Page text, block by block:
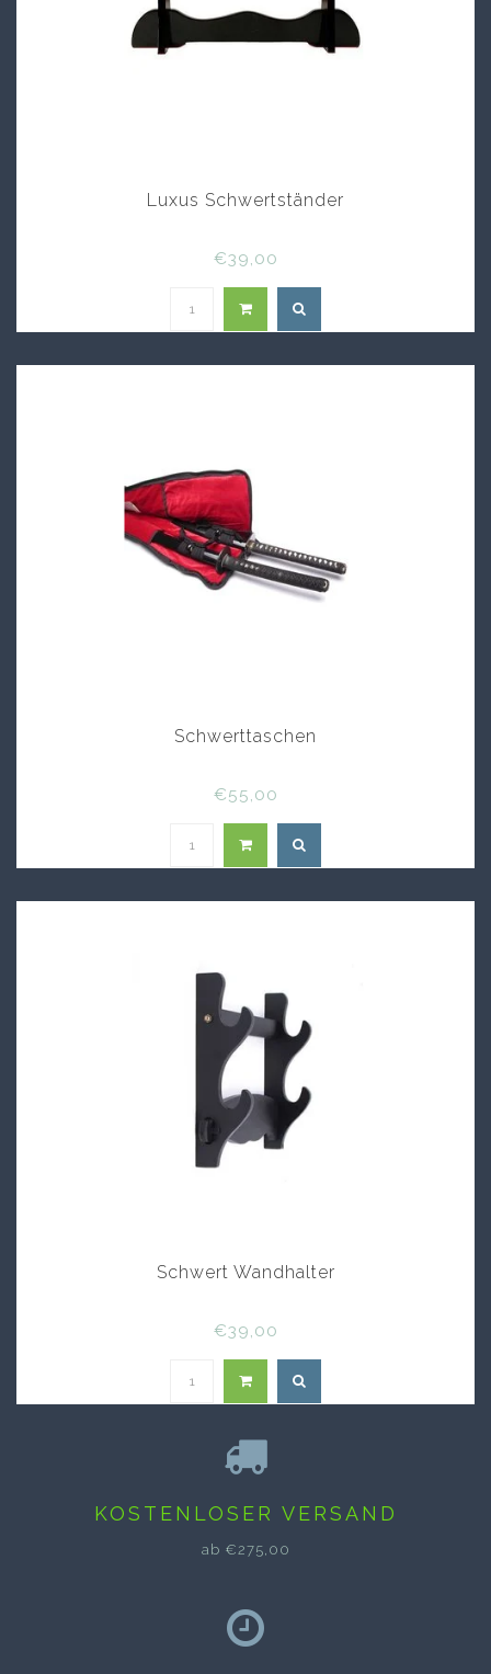
Luxus Schwertständer
€39,00
Schwerttaschen
€55,00
Schwert Wandhalter
€39,00
KOSTENLOSER VERSAND
ab €275,00